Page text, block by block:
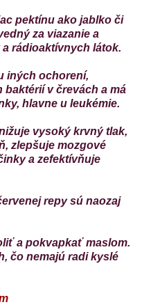
pektínu ako jablko či
za viazanie a
rádioaktívnych látok.
iných ochorení,
v črevách a má
hlavne u leukémie.
vysoký krvný tlak,
zlepšuje mozgové
a zefektívňuje
repy sú naozaj
a pokvapkať maslom.
čo nemajú radi kyslé